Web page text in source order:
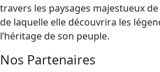
travers les paysages majestueux
de laquelle elle découvrira les
l’héritage de son peuple.
Nos Partenaires